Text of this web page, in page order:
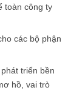
toàn công ty
các bộ phận
triển bền
hồ, vai trò